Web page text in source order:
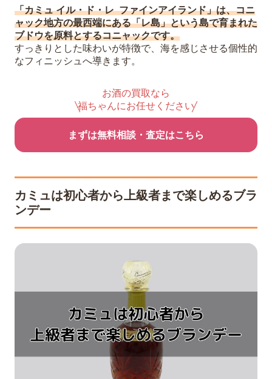
「カミュ イル・ド・レ ファインアイランド」は、コニ
ャック地方の最西端にある「レ島」という島で育まれた
ブドウを原料とするコニャックです。
すっきりとした味わいが特徴で、海を感じさせる個性的
なフィニッシュへ導きます。
お酒の買取なら
福ちゃんにお任せください
まずは無料相談・査定はこちら
カミュは初心者から上級者まで楽しめるブラ
ンデー